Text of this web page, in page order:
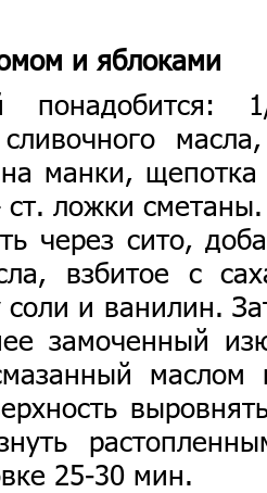
и яблоками
сливочного
манки,
ст. ложки сметаны.
через сито,
взбитое с
и ванилин.
замоченный
маслом
25-30 мин.